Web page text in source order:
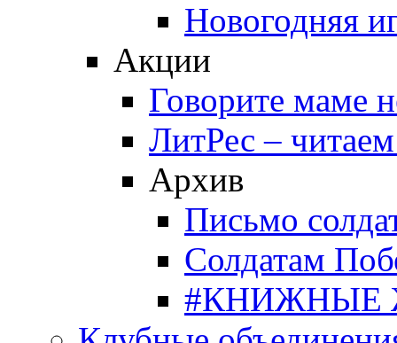
Новогодняя
Акции
Говорите маме
ЛитРес –
Архив
Письмо
Солдатам
#КНИЖНЫЕ